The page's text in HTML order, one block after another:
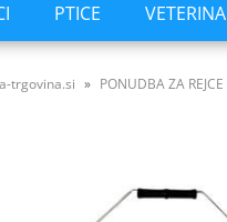
PTICE VETERINA
trgovina.si PONUDBA ZA REJCE